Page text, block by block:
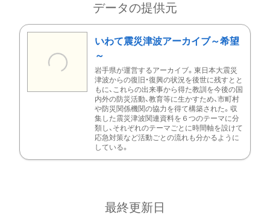
データの提供元
いわて震災津波アーカイブ～希望
～
岩手県が運営するアーカイブ。東日本大震災
津波からの復旧・復興の状況を後世に残すとと
もに、これらの出来事から得た教訓を今後の国
内外の防災活動、教育等に生かすため、市町村
や防災関係機関の協力を得て構築された。収
集した震災津波関連資料を６つのテーマに分
類し、それぞれのテーマごとに時間軸を設けて
応急対策など活動ごとの流れも分かるように
している。
最終更新日